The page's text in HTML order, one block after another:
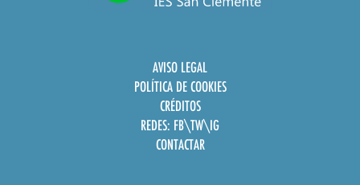
AVISO LEGAL
POLÍTICA DE COOKIES
CRÉDITOS
REDES: FB\TW\IG
CONTACTAR